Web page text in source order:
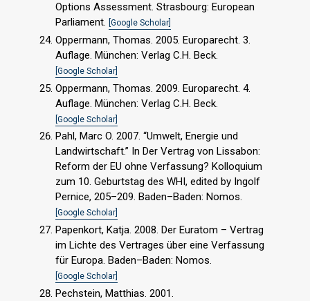
Options Assessment. Strasbourg: European
Parliament. [Google Scholar]
Oppermann, Thomas. 2005. Europarecht. 3.
Auflage. München: Verlag C.H. Beck.
[Google Scholar]
Oppermann, Thomas. 2009. Europarecht. 4.
Auflage. München: Verlag C.H. Beck.
[Google Scholar]
Pahl, Marc O. 2007. “Umwelt, Energie und
Landwirtschaft.” In Der Vertrag von Lissabon:
Reform der EU ohne Verfassung? Kolloquium
zum 10. Geburtstag des WHI, edited by Ingolf
Pernice, 205–209. Baden–Baden: Nomos.
[Google Scholar]
Papenkort, Katja. 2008. Der Euratom – Vertrag
im Lichte des Vertrages über eine Verfassung
für Europa. Baden–Baden: Nomos.
[Google Scholar]
Pechstein, Matthias. 2001.